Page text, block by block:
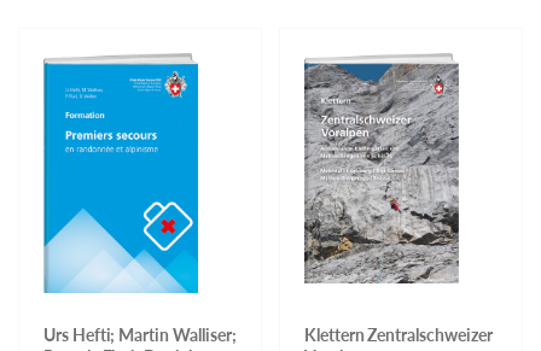
Urs Hefti; Martin Walliser;
Klettern Zentralschweizer